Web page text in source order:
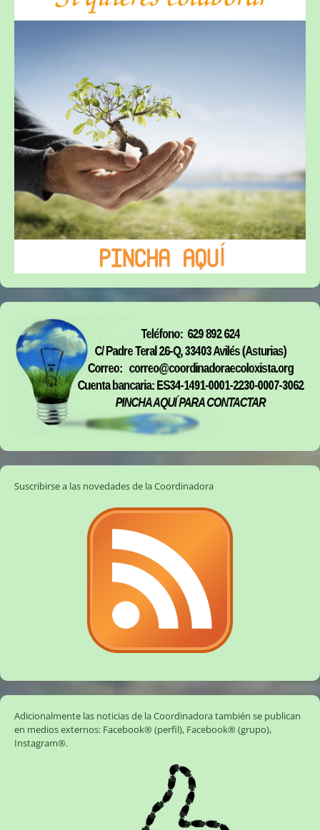
Suscribirse a las novedades de la Coordinadora
Adicionalmente las noticias de la Coordinadora también se publican
en medios externos: Facebook® (perfil), Facebook® (grupo),
Instagram®.